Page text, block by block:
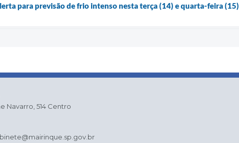
para previsão de frio intenso nesta terça (14) e quarta-feira (15)
Navarro, 514 Centro